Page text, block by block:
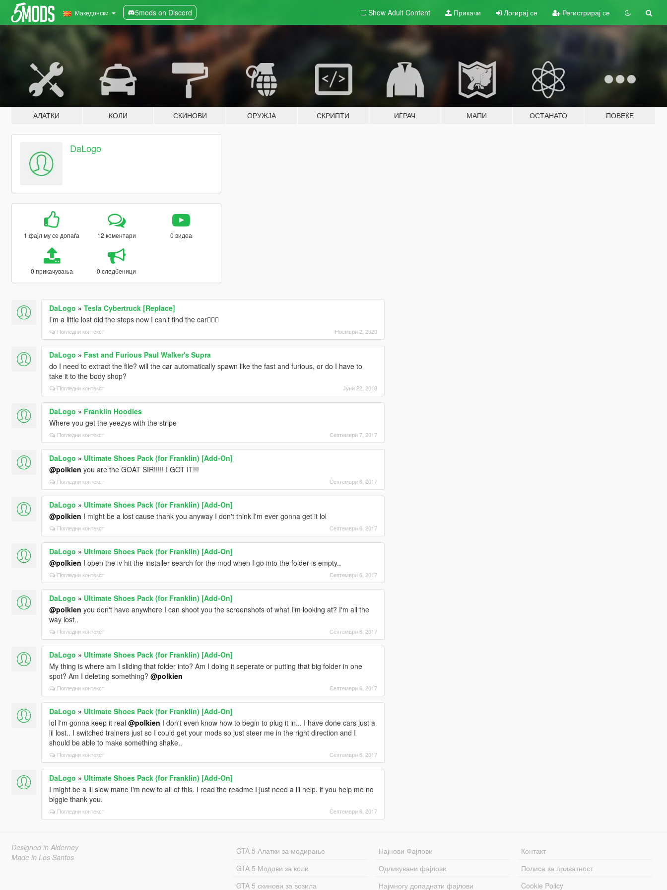
Македонски 5mods on Discord Show Adult Content Прикачи Логирај се Регистрирај се
АЛАТКИ КОЛИ СКИНОВИ ОРУЖЈА СКРИПТИ ИГРАЧ МАПИ ОСТАНАТО ПОВЕЌЕ
DaLogo
1 фајл му се допаѓа 12 коментари 0 видеа
0 прикачувања 0 следбеници
DaLogo » Tesla Cybertruck [Replace]
I’m a little lost did the steps now I can’t find the car🤦🏾‍♂️
Погледни контекст Ноември 2, 2020
DaLogo » Fast and Furious Paul Walker's Supra
do I need to extract the file? will the car automatically spawn like the fast and furious, or do I have to
take it to the body shop?
Погледни контекст Јуни 22, 2018
DaLogo » Franklin Hoodies
Where you get the yeezys with the stripe
Погледни контекст Септември 7, 2017
DaLogo » Ultimate Shoes Pack (for Franklin) [Add-On]
@polkien you are the GOAT SIR!!!!! I GOT IT!!!
Погледни контекст Септември 6, 2017
DaLogo » Ultimate Shoes Pack (for Franklin) [Add-On]
@polkien I might be a lost cause thank you anyway I don't think I'm ever gonna get it lol
Погледни контекст Септември 6, 2017
DaLogo » Ultimate Shoes Pack (for Franklin) [Add-On]
@polkien I open the iv hit the installer search for the mod when I go into the folder is empty..
Погледни контекст Септември 6, 2017
DaLogo » Ultimate Shoes Pack (for Franklin) [Add-On]
@polkien you don't have anywhere I can shoot you the screenshots of what I'm looking at? I'm all the
way lost..
Погледни контекст Септември 6, 2017
DaLogo » Ultimate Shoes Pack (for Franklin) [Add-On]
My thing is where am I sliding that folder into? Am I doing it seperate or putting that big folder in one
spot? Am I deleting something? @polkien
Погледни контекст Септември 6, 2017
DaLogo » Ultimate Shoes Pack (for Franklin) [Add-On]
lol I'm gonna keep it real @polkien I don't even know how to begin to plug it in... I have done cars just a
lil lost.. I switched trainers just so I could get your mods so just steer me in the right direction and I
should be able to make something shake..
Погледни контекст Септември 6, 2017
DaLogo » Ultimate Shoes Pack (for Franklin) [Add-On]
I might be a lil slow mane I'm new to all of this. I read the readme I just need a lil help. if you help me no
biggie thank you.
Погледни контекст Септември 6, 2017
Designed in Alderney
Made in Los Santos
GTA 5 Алатки за модирање
GTA 5 Модови за коли
GTA 5 скинови за возила
Најнови Фајлови
Одликувани фајлови
Најмногу допаднати фајлови
Контакт
Полиса за приватност
Cookie Policy